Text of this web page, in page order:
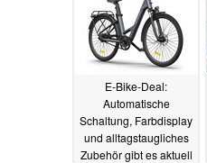
E-Bike-Deal:
Automatische
Schaltung, Farbdisplay
und alltagstaugliches
Zubehör gibt es aktuell